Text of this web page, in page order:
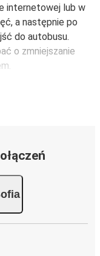
internetowej lub w
a następnie po
do autobusu.
o zmniejszanie
miast i
Oto wszystko, co